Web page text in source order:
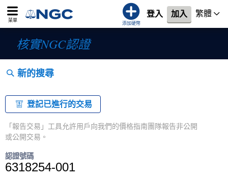
菜單
添加硬幣
登入 加入 繁體
核實NGC認證
新的搜尋
登記已進行的交易
「報告交易」工具允許用戶向我們的價格指南團隊報告非公開
或公開交易。
認證號碼
6318254-001